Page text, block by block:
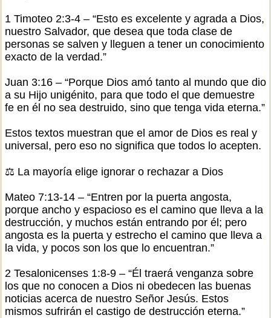
1 Timoteo 2:3-4 – “Esto es excelente y agrada a Dios,
nuestro Salvador, que desea que toda clase de
personas se salven y lleguen a tener un conocimiento
exacto de la verdad.”
Juan 3:16 – “Porque Dios amó tanto al mundo que dio
a su Hijo unigénito, para que todo el que demuestre
fe en él no sea destruido, sino que tenga vida eterna.”
Estos textos muestran que el amor de Dios es real y
universal, pero eso no significa que todos lo acepten.
⚖️ La mayoría elige ignorar o rechazar a Dios
Mateo 7:13-14 – “Entren por la puerta angosta,
porque ancho y espacioso es el camino que lleva a la
destrucción, y muchos están entrando por él; pero
angosta es la puerta y estrecho el camino que lleva a
la vida, y pocos son los que lo encuentran.”
2 Tesalonicenses 1:8-9 – “Él traerá venganza sobre
los que no conocen a Dios ni obedecen las buenas
noticias acerca de nuestro Señor Jesús. Estos
mismos sufrirán el castigo de destrucción eterna.”